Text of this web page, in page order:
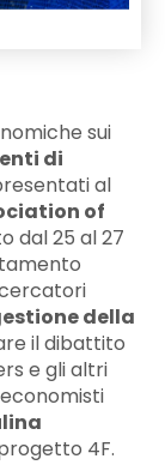
sui
di
al
of
dal 25 al 27
della
il dibattito
e gli altri
4F.